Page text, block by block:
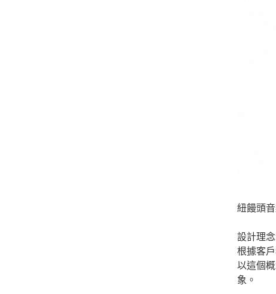
紐饅頭
設計理
根據客
以這個
象。